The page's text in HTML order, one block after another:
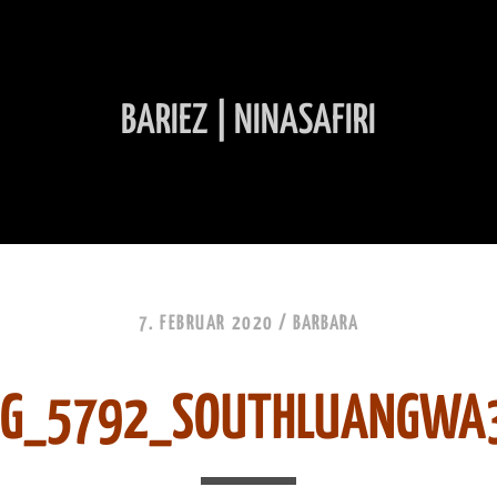
7. FEBRUAR 2020 / BARBARA
BARIEZ | NINASAFIRI